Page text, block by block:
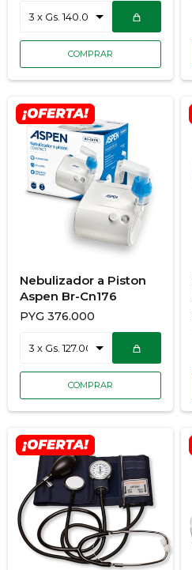
Nebulizador a Piston
Aspen Br-Cn176
PYG 376.000